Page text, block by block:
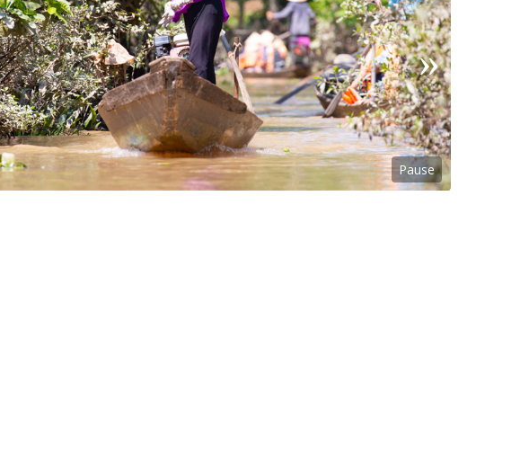
Pause